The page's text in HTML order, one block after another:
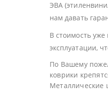
ЭВА
нам давать
В стоимость
эксплуатации,
По Вашему
коврики
Металлические